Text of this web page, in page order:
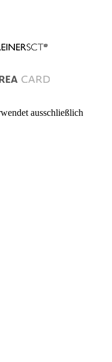
ausschließlich